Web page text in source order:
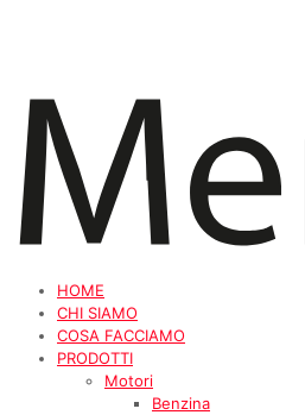
HOME
CHI SIAMO
COSA FACCIAMO
PRODOTTI
Motori
Benzina